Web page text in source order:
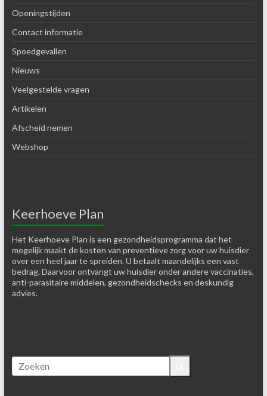
Openingstijden
Contact informatie
Spoedgevallen
Nieuws
Veelgestelde vragen
Artikelen
Afscheid nemen
Webshop
Keerhoeve Plan
Het Keerhoeve Plan is een gezondheidsprogramma dat het
mogelijk maakt de kosten van preventieve zorg voor uw huisdier
over een heel jaar te spreiden. U betaalt maandelijks een vast
bedrag. Daarvoor ontvangt uw huisdier onder andere vaccinaties,
anti-parasitaire middelen, gezondheidschecks en deskundig
advies.